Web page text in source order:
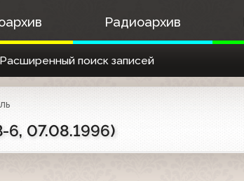
Радиоархив
Расширенный поиск записей
07.08.1996)